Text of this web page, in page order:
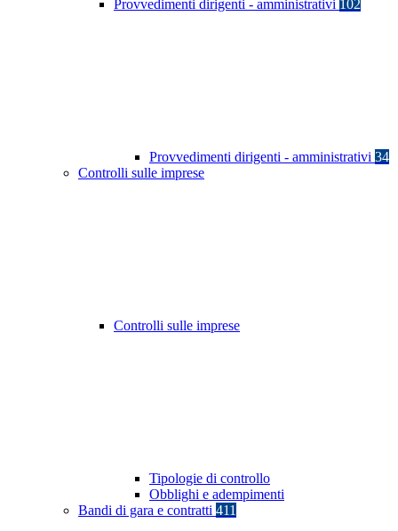
Provvedimenti dirigenti - amministrativi 102
Provvedimenti dirigenti - amministrativi 34
Controlli sulle imprese
Controlli sulle imprese
Tipologie di controllo
Obblighi e adempimenti
Bandi di gara e contratti 411